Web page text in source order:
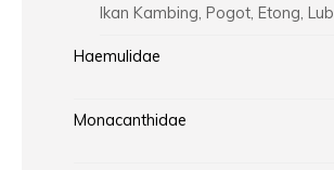
Ikan Kambing, Pogot, Etong,
Haemulidae
Monacanthidae